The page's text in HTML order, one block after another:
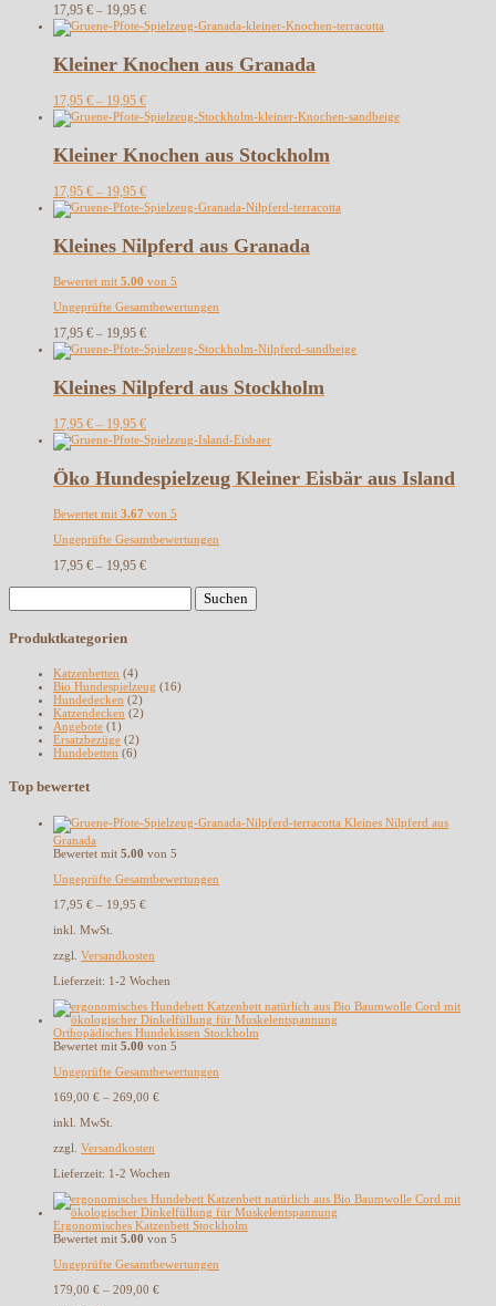
17,95 € – 19,95 €
Kleiner Knochen aus Granada
17,95 € – 19,95 €
Kleiner Knochen aus Stockholm
17,95 € – 19,95 €
Kleines Nilpferd aus Granada
Bewertet mit 5.00 von 5
Ungeprüfte Gesamtbewertungen
17,95 € – 19,95 €
Kleines Nilpferd aus Stockholm
17,95 € – 19,95 €
Öko Hundespielzeug Kleiner Eisbär aus Island
Bewertet mit 3.67 von 5
Ungeprüfte Gesamtbewertungen
17,95 € – 19,95 €
Suchen
Produktkategorien
Katzenbetten (4)
Bio Hundespielzeug (16)
Hundedecken (2)
Katzendecken (2)
Angebote (1)
Ersatzbezüge (2)
Hundebetten (6)
Top bewertet
Kleines Nilpferd aus
Granada
Bewertet mit 5.00 von 5
Ungeprüfte Gesamtbewertungen
17,95 € – 19,95 €
inkl. MwSt.
zzgl. Versandkosten
Lieferzeit: 1-2 Wochen
Orthopädisches Hundekissen Stockholm
Bewertet mit 5.00 von 5
Ungeprüfte Gesamtbewertungen
169,00 € – 269,00 €
inkl. MwSt.
zzgl. Versandkosten
Lieferzeit: 1-2 Wochen
Ergonomisches Katzenbett Stockholm
Bewertet mit 5.00 von 5
Ungeprüfte Gesamtbewertungen
179,00 € – 209,00 €